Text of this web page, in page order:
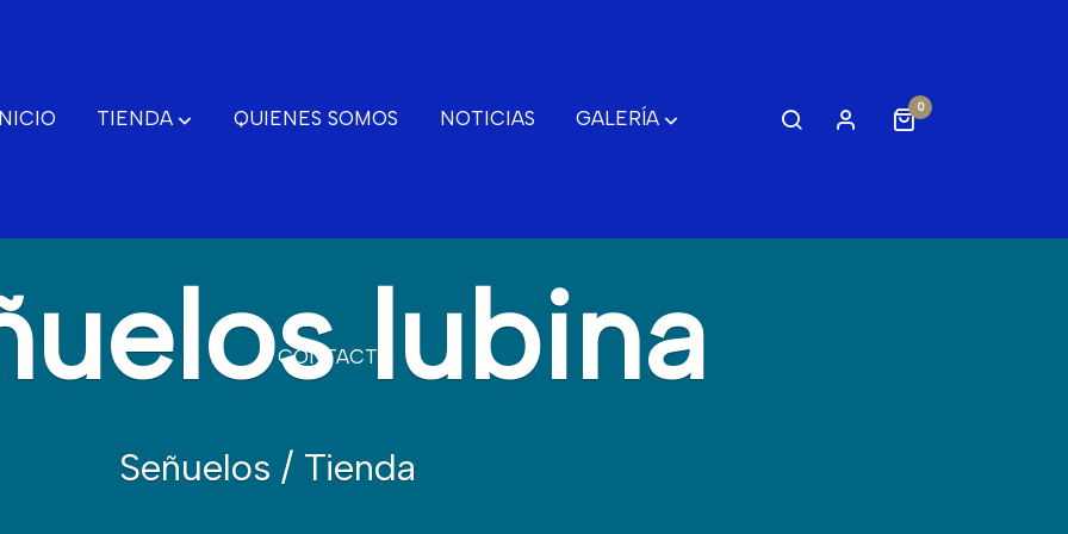
TIENDA QUIENES SOMOS NOTICIAS GALERÍA
CONTACTO
0
lubina
Señuelos / Tienda